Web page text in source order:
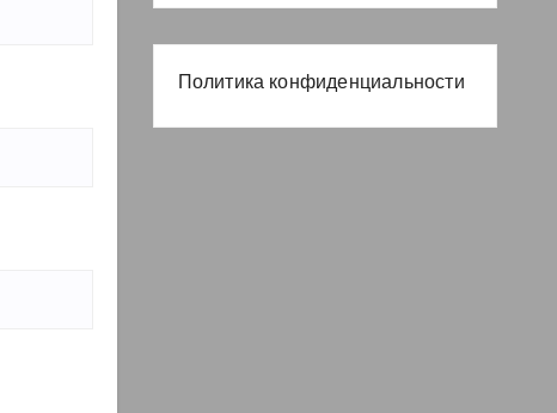
Политика конфиденциальности